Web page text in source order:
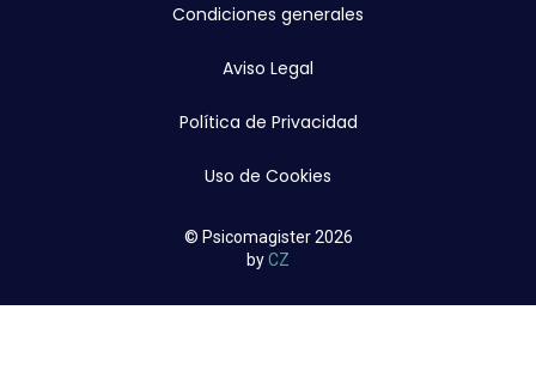
Condiciones generales
Aviso Legal
Política de Privacidad
Uso de Cookies
© Psicomagister 2026
byCZ